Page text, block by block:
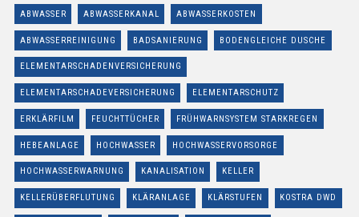
ABWASSER ABWASSERKANAL ABWASSERKOSTEN
ABWASSERREINIGUNG BADSANIERUNG BODENGLEICHE DUSCHE
ELEMENTARSCHADENVERSICHERUNG
ELEMENTARSCHADEVERSICHERUNG ELEMENTARSCHUTZ
ERKLÄRFILM FEUCHTTÜCHER FRÜHWARNSYSTEM STARKREGEN
HEBEANLAGE HOCHWASSER HOCHWASSERVORSORGE
HOCHWASSERWARNUNG KANALISATION KELLER
KELLERÜBERFLUTUNG KLÄRANLAGE KLÄRSTUFEN KOSTRA DWD